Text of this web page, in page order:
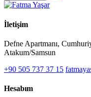
İletişim
Defne Apartmanı,
Atakum/Samsun
+90 505 737 37 15
Hesabım